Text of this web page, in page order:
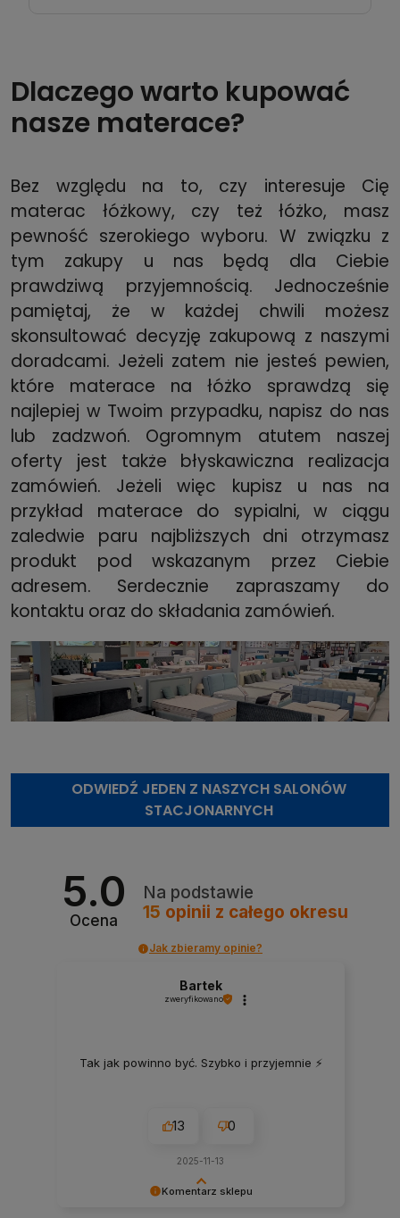
Dlaczego warto kupować
nasze materace?
Bez względu na to, czy interesuje Cię
materac łóżkowy, czy też łóżko, masz
pewność szerokiego wyboru. W związku z
tym zakupy u nas będą dla Ciebie
prawdziwą przyjemnością. Jednocześnie
pamiętaj, że w każdej chwili możesz
skonsultować decyzję zakupową z naszymi
doradcami. Jeżeli zatem nie jesteś pewien,
które materace na łóżko sprawdzą się
najlepiej w Twoim przypadku, napisz do nas
lub zadzwoń. Ogromnym atutem naszej
oferty jest także błyskawiczna realizacja
zamówień. Jeżeli więc kupisz u nas na
przykład materace do sypialni, w ciągu
zaledwie paru najbliższych dni otrzymasz
produkt pod wskazanym przez Ciebie
adresem. Serdecznie zapraszamy do
kontaktu oraz do składania zamówień.
ODWIEDŹ JEDEN Z NASZYCH SALONÓW
STACJONARNYCH
5.0
Ocena
Na podstawie
15 opinii z całego okresu
Jak zbieramy opinie?
Komentarz sklepu
Bartek
zweryfikowano
Tak jak powinno być. Szybko i przyjemnie ⚡
13 0
2025-11-13